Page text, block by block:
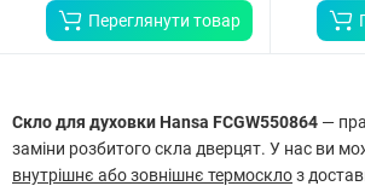
Переглянути товар
Скло для духовки Hansa FCGW550864 —
заміни розбитого скла дверцят. У нас ви
внутрішнє або зовнішнє термосклоз